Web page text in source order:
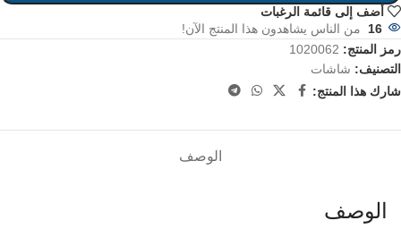
أضف إلى قائمة الرغبات
16 من الناس يشاهدون هذا المنتج الآن!
رمز المنتج: 1020062
التصنيف: شاشات
شارك هذا المنتج:
الوصف
الوصف